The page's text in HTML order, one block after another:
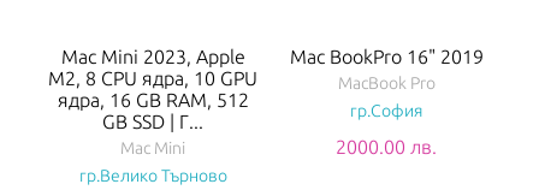
Mac Mini 2023, Apple
M2, 8 CPU ядра, 10 GPU
ядра, 16 GB RAM, 512
GB SSD | Г...
Mac Mini
гр.Велико Търново
Mac BookPro 16" 2019
MacBook Pro
гр.София
2000.00 лв.